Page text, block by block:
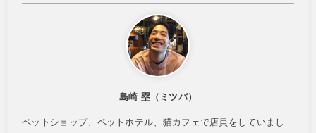
島崎 塁（ミツバ）
ペットショップ、ペットホテル、猫カフェで店員をしていまし